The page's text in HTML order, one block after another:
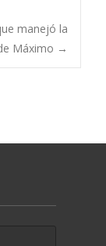
manejó la
Máximo →